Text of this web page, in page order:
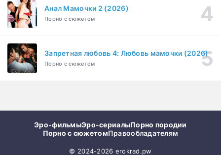
Анал Мамочки 2 (2026)
Порно с сюжетом
Запретная любовь 4: Любовь мамочки (2026)
Порно с сюжетом
Эро-фильмыЭро-сериалыПорно породии
Порно с сюжетомПравообладателям
© 2024-2026 erokrad.pw